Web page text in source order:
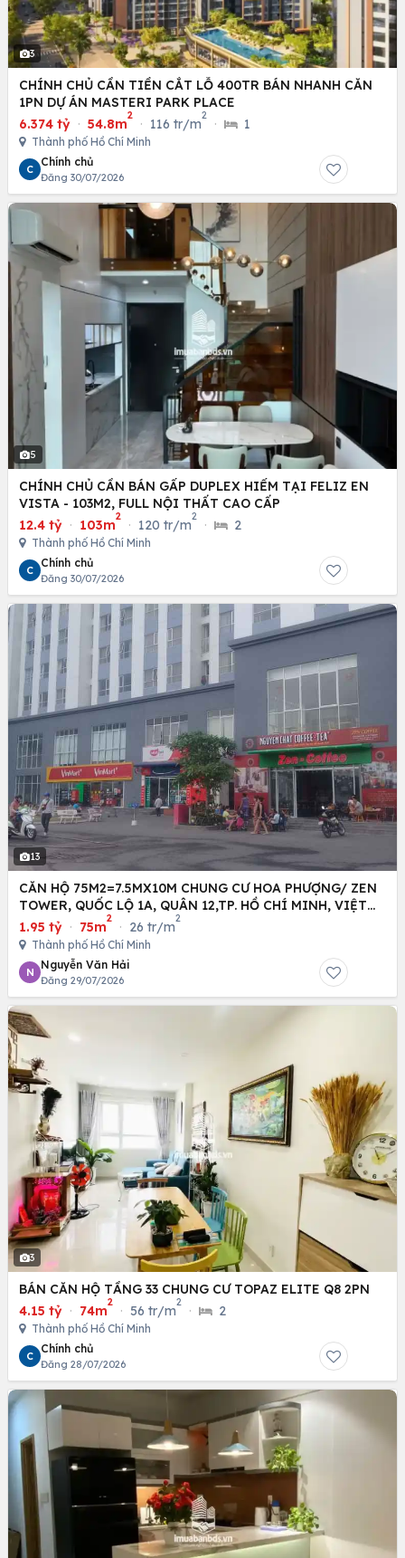
3
CHÍNH CHỦ CẦN TIỀN CẮT LỖ 400TR BÁN NHANH CĂN
1PN DỰ ÁN MASTERI PARK PLACE
6.374 tỷ · 54.8m
2
· 116 tr/m
2
· 1
Thành phố Hồ Chí Minh
C
Chính chủ
Đăng 30/07/2026
5
CHÍNH CHỦ CẦN BÁN GẤP DUPLEX HIẾM TẠI FELIZ EN
VISTA - 103M2, FULL NỘI THẤT CAO CẤP
12.4 tỷ · 103m
2
· 120 tr/m
2
· 2
Thành phố Hồ Chí Minh
C
Chính chủ
Đăng 30/07/2026
13
CĂN HỘ 75M2=7.5MX10M CHUNG CƯ HOA PHƯỢNG/ ZEN
TOWER, QUỐC LỘ 1A, QUÂN 12,TP. HỒ CHÍ MINH, VIỆT
NAM
1.95 tỷ · 75m
2
· 26 tr/m
2
Thành phố Hồ Chí Minh
N
Nguyễn Văn Hải
Đăng 29/07/2026
3
BÁN CĂN HỘ TẦNG 33 CHUNG CƯ TOPAZ ELITE Q8 2PN
4.15 tỷ · 74m
2
· 56 tr/m
2
· 2
Thành phố Hồ Chí Minh
C
Chính chủ
Đăng 28/07/2026